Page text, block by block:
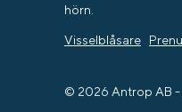
hörn.
Visselblåsare
© 2026 Antrop AB -